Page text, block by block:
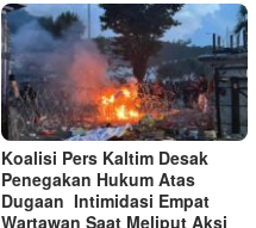
Koalisi Pers Kaltim Desak
Penegakan Hukum Atas
Dugaan Intimidasi Empat
Wartawan Saat Meliput Aksi